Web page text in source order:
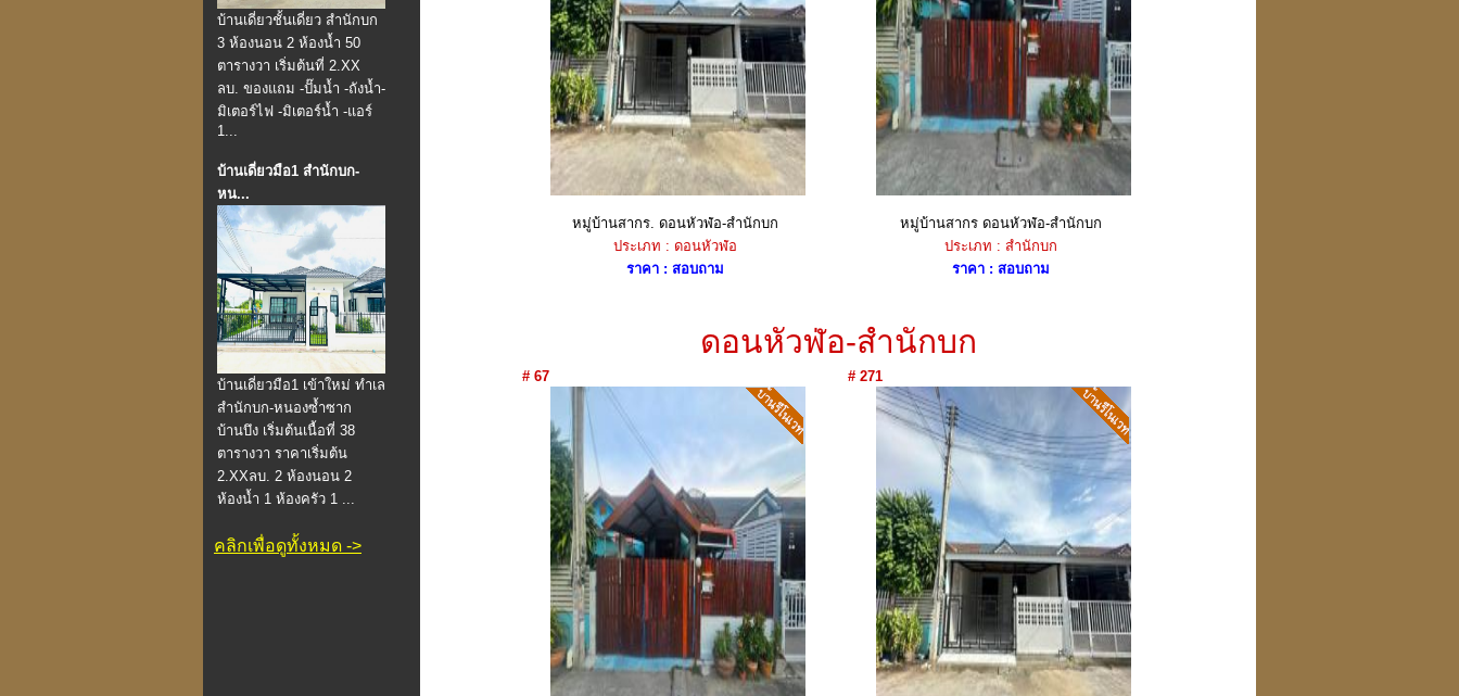
บ้านเดี่ยวชั้นเดี่ยว ️สำนักบก
3 ห้องนอน 2 ห้องน้ำ 50
ตารางวา เริ่มต้นที่ 2.XX
ลบ. ของแถม -ปั๊มน้ำ -ถังน้ำ-
มิเตอร์ไฟ -มิเตอร์น้ำ -แอร์
1...
บ้านเดี่ยวมือ1 สำนักบก-
หน...
บ้านเดี่ยวมือ1 เข้าใหม่ ทำเล
สำนักบก-หนองซ้ำซาก
บ้านบึง เริ่มต้นเนื้อที่ 38
ตารางวา ราคาเริ่มต้น
2.XXลบ. 2 ห้องนอน 2
ห้องน้ำ 1 ห้องครัว 1 ...
คลิกเพื่อดูทั้งหมด ->
หมู่บ้านสากร. ดอนหัวฬ่อ-สำนักบก
ประเภท : ดอนหัวฬ่อ
ราคา : สอบถาม
หมู่บ้านสากร ดอนหัวฬ่อ-สำนักบก
ประเภท : สำนักบก
ราคา : สอบถาม
ดอนหัวฬ่อ-สำนักบก
# 67 # 271